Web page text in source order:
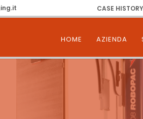
CASE HISTORY
HOME AZIENDA